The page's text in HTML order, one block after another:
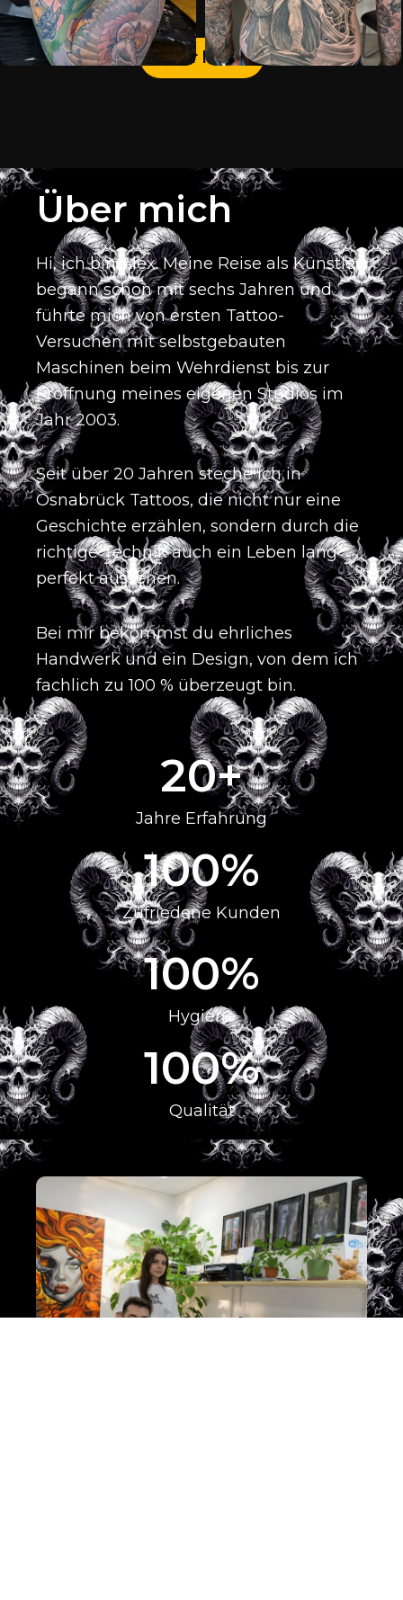
Mehr laden
Über mich
Hi, ich bin Alex.Meine Reise als Künstler
begann schon mit sechs Jahren und
führte mich von ersten Tattoo-
Versuchen mit selbstgebauten
Maschinen beim Wehrdienst bis zur
Eröffnung meines eigenen Studios im
Jahr 2003.
Seit über 20 Jahren steche ich in
Osnabrück Tattoos, die nicht nur eine
Geschichte erzählen, sondern durch die
richtige Technik auch ein Leben lang
perfekt aussehen.
Bei mir bekommst du ehrliches
Handwerk und ein Design, von dem ich
fachlich zu 100 % überzeugt bin.
Jahre Erfahrung
20+
Zufriedene Kunden
100%
Hygiene
100%
Qualität
100%